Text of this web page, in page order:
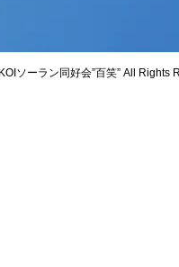
ソーラン同好会”百笑” All Rights